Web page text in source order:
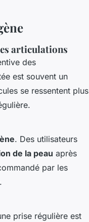
articulations
des
est souvent un
se ressentent plus
. Des utilisateurs
de la peau après
par les
prise régulière est